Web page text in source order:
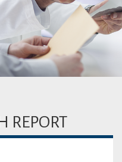
REPORT